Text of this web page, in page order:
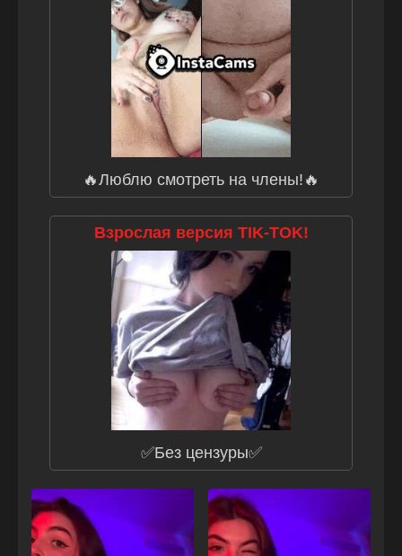
🔥Люблю смотреть на члены!🔥
Взрослая версия TIK-TOK!
✅Без цензуры✅